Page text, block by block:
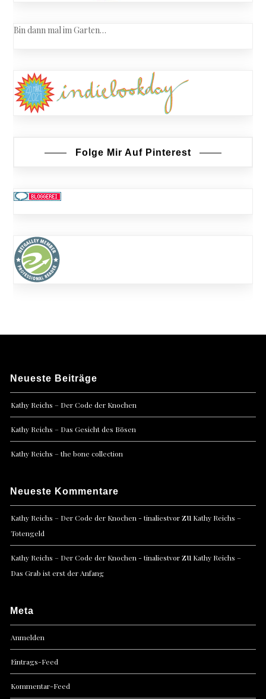
Bin dann mal im Garten…
Folge Mir Auf Pinterest
Neueste Beiträge
Kathy Reichs – Der Code der Knochen
Kathy Reichs – Das Gesicht des Bösen
Kathy Reichs – the bone collection
Neueste Kommentare
Kathy Reichs – Der Code der Knochen - tinaliestvorzu Kathy Reichs –
Totengeld
Kathy Reichs – Der Code der Knochen - tinaliestvorzu Kathy Reichs –
Das Grab ist erst der Anfang
Meta
Anmelden
Eintrags-Feed
Kommentar-Feed